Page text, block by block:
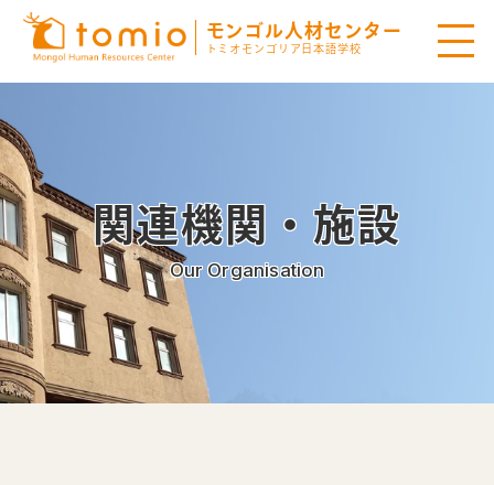
モンゴル人材センター
トミオモンゴリア日本語学校
関連機関・施設
Our Organisation